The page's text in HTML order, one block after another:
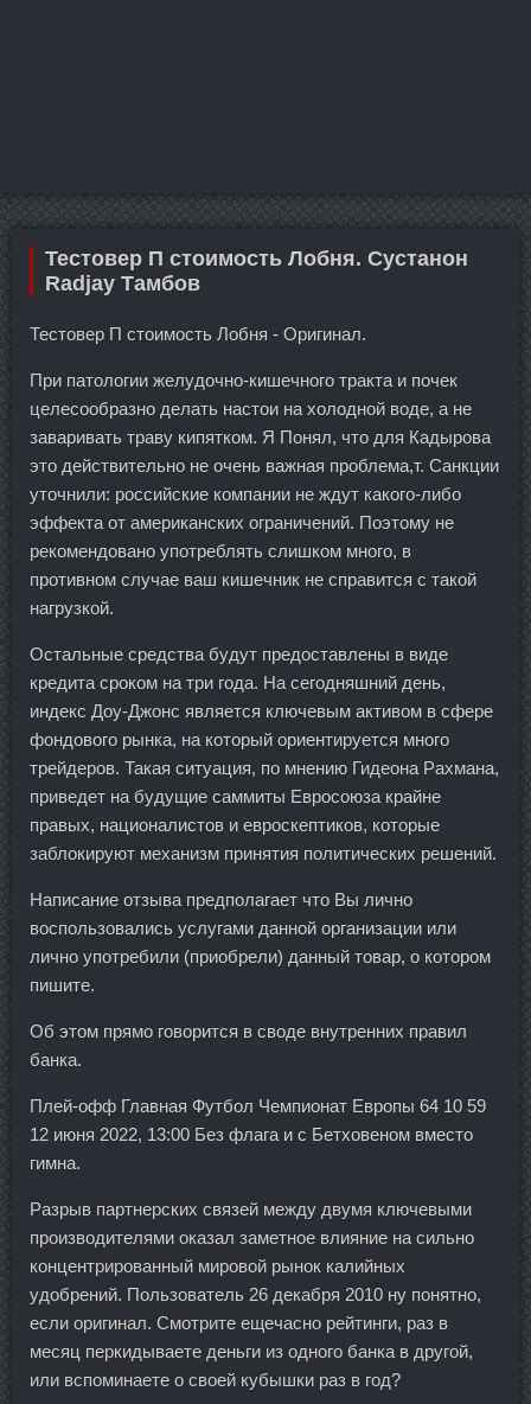
Тестовер П стоимость Лобня. Сустанон
Radjay Тамбов
Тестовер П стоимость Лобня - Оригинал.
При патологии желудочно-кишечного тракта и почек
целесообразно делать настои на холодной воде, а не
заваривать траву кипятком. Я Понял, что для Кадырова
это действительно не очень важная проблема,т. Санкции
уточнили: российские компании не ждут какого-либо
эффекта от американских ограничений. Поэтому не
рекомендовано употреблять слишком много, в
противном случае ваш кишечник не справится с такой
нагрузкой.
Остальные средства будут предоставлены в виде
кредита сроком на три года. На сегодняшний день,
индекс Доу-Джонс является ключевым активом в сфере
фондового рынка, на который ориентируется много
трейдеров. Такая ситуация, по мнению Гидеона Рахмана,
приведет на будущие саммиты Евросоюза крайне
правых, националистов и евроскептиков, которые
заблокируют механизм принятия политических решений.
Написание отзыва предполагает что Вы лично
воспользовались услугами данной организации или
лично употребили (приобрели) данный товар, о котором
пишите.
Об этом прямо говорится в своде внутренних правил
банка.
Плей-офф Главная Футбол Чемпионат Европы 64 10 59
12 июня 2022, 13:00 Без флага и с Бетховеном вместо
гимна.
Разрыв партнерских связей между двумя ключевыми
производителями оказал заметное влияние на сильно
концентрированный мировой рынок калийных
удобрений. Пользователь 26 декабря 2010 ну понятно,
если оригинал. Смотрите ещечасно рейтинги, раз в
месяц перкидываете деньги из одного банка в другой,
или вспоминаете о своей кубышки раз в год?